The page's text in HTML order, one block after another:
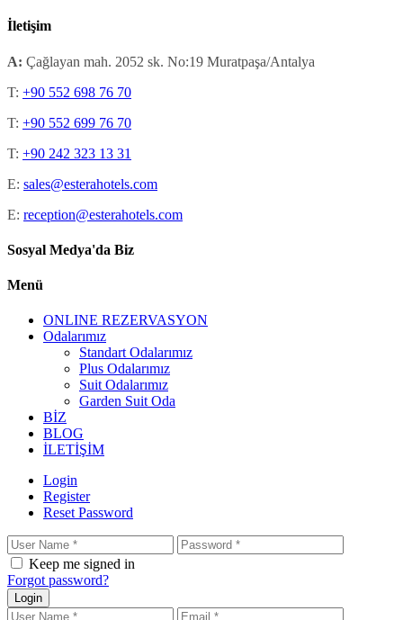
İletişim
A: Çağlayan mah. 2052 sk. No:19 Muratpaşa/Antalya
T: +90 552 698 76 70
T: +90 552 699 76 70
T: +90 242 323 13 31
E: sales@esterahotels.com
E: reception@esterahotels.com
Sosyal Medya'da Biz
Menü
ONLINE REZERVASYON
Odalarımız
Standart Odalarımız
Plus Odalarımız
Suit Odalarımız
Garden Suit Oda
BİZ
BLOG
İLETİŞİM
Login
Register
Reset Password
Keep me signed in
Forgot password?
Login